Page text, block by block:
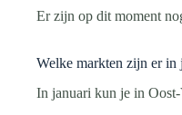
Er zijn op dit moment
Welke markten zijn er in
In januari kun je in